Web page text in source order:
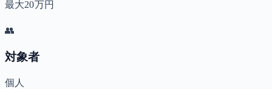
最大20万円
👥
対象者
個人